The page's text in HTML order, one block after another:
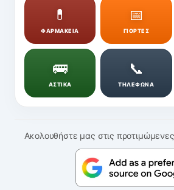
💊
ΦΑΡΜΑΚΕΙΑ
📅
ΓΙΟΡΤΕΣ
🚌
ΑΣΤΙΚΑ
📞
ΤΗΛΕΦΩΝΑ
Ακολουθήστε μας στις